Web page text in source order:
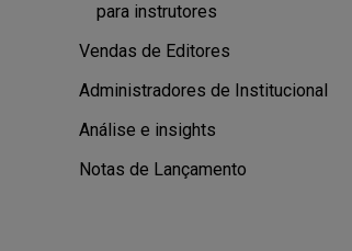
para instrutores
Vendas de Editores
Administradores de Institucional
Análise e insights
Notas de Lançamento